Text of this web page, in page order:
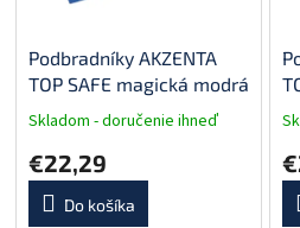
Podbradníky AKZENTA
TOP SAFE magická modrá
Skladom - doručenie ihneď
€22,29
Do košíka